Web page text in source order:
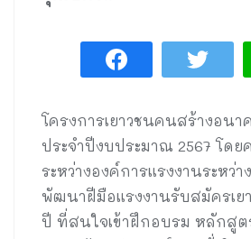
โครงการเยาวชนคนสร้างอนา
ประจำปีงบประมาณ 2567 โดย
ระหว่างองค์การแรงงานระหว่
พัฒนาฝีมือแรงงานรับสมัครเย
ปี ที่สนใจเข้าฝึกอบรม หลักสูต